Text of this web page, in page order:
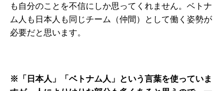
も自分のことを不信にしか思ってくれません。ベトナ
ム人も日本人も同じチーム（仲間）として働く姿勢が
必要だと思います。
※「日本人」「ベトナム人」という言葉を使っていま